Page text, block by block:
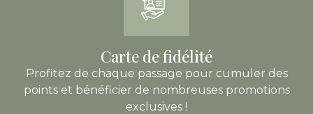
Carte de fidélité
Profitez de chaque passage pour cumuler des
points et bénéficier de nombreuses promotions
exclusives !